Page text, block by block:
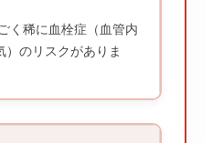
く稀に血栓症（血管内
）のリスクがありま